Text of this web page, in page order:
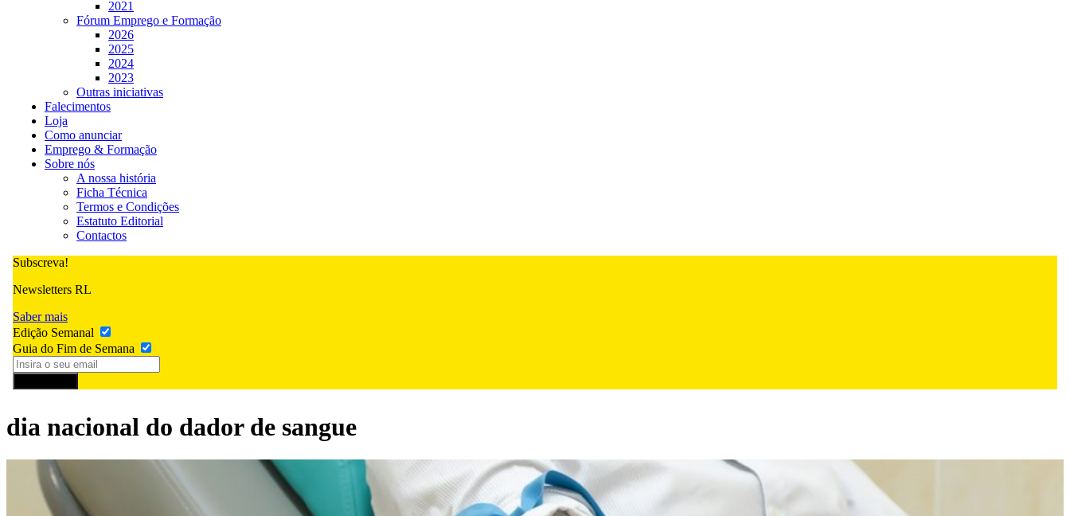
2021
Fórum Emprego e Formação
2026
2025
2024
2023
Outras iniciativas
Falecimentos
Loja
Como anunciar
Emprego & Formação
Sobre nós
A nossa história
Ficha Técnica
Termos e Condições
Estatuto Editorial
Contactos
Subscreva!
Newsletters RL
Saber mais
Edição Semanal
Guia do Fim de Semana
dia nacional do dador de sangue